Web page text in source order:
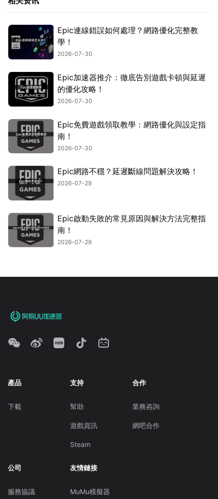
Epic連線錯誤如何處理？網路優化完整教
學！
2026-07-30
Epic加速器推介：徹底告別遊戲卡頓與延遲
的優化攻略！
2026-07-30
Epic免費遊戲領取教學：網路優化與設定指
南！
2026-07-30
Epic網路不穩？延遲斷線問題解決攻略！
2026-07-29
Epic啟動失敗的常見原因與解決方法完整指
南！
2026-07-29
產品
下載
支持
幫助
遊戲資訊
Steam
合作
業務咨詢
網吧合作
公司
服務協議
友情鏈接
MuMu模擬器